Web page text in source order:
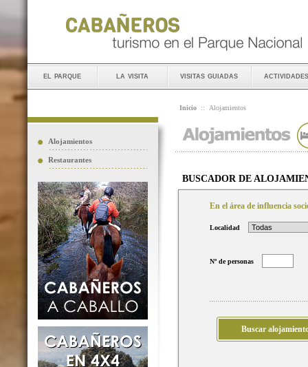
el parque la visita visitas guiadas actividades
Alojamientos
Restaurantes
Inicio :: Alojamientos
BUSCADOR DE
En el área de influencia
Localidad
Nº de personas